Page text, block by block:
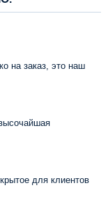
на заказ, это наш
для клиентов